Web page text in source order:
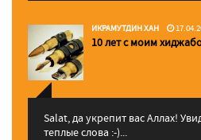
ИКРАМУТДИН ХАН
10 лет с моим
Salat, да укрепит вас Аллаx!
теплые слова :-)...